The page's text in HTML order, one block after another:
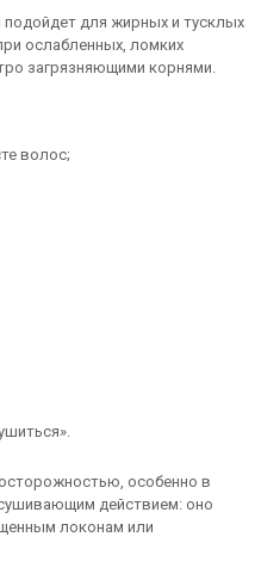
для жирных и тусклых
ослабленных, ломких
загрязняющими корнями.
волос;
особенно в
действием: оно
локонам или